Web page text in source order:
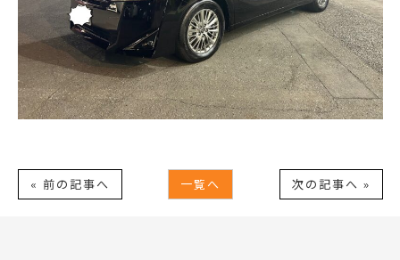
« 前の記事へ 一覧へ 次の記事へ »